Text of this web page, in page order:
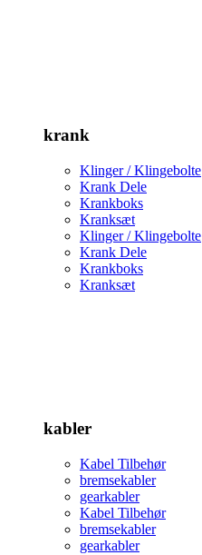
krank
Klinger / Klingebolte
Krank Dele
Krankboks
Kranksæt
Klinger / Klingebolte
Krank Dele
Krankboks
Kranksæt
kabler
Kabel Tilbehør
bremsekabler
gearkabler
Kabel Tilbehør
bremsekabler
gearkabler